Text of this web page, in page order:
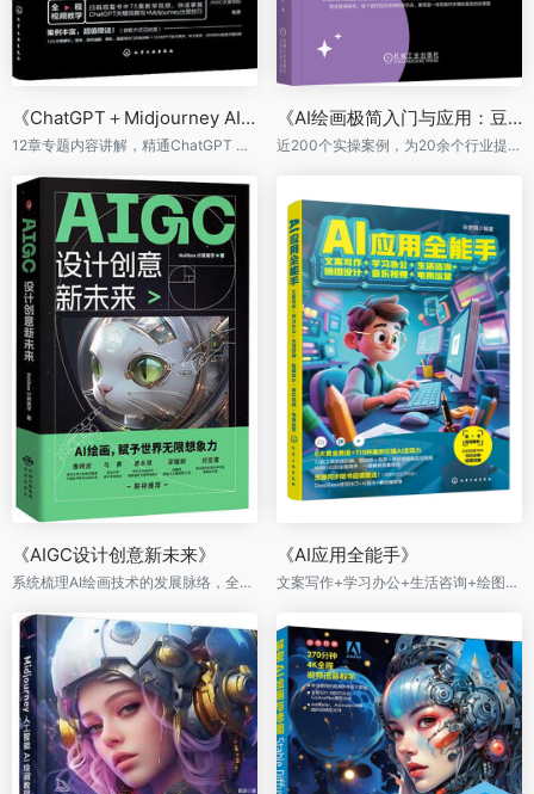
《ChatGPT＋Midjourney AI绘画入门教程》
12章专题内容讲解，精通ChatGPT Midjourney，操作案例全面！
《AI绘画极简入门与应用：豆包、即梦绘画方法与提示词技巧》
近200个实操案例，为20余个行业提供AI绘画解决方案
《AIGC设计创意新未来》
系统梳理AI绘画技术的发展脉络，全景展现AI绘画产业应用及前景
《AI应用全能手》
文案写作+学习办公+生活咨询+绘图设计+音乐视频+电商运营